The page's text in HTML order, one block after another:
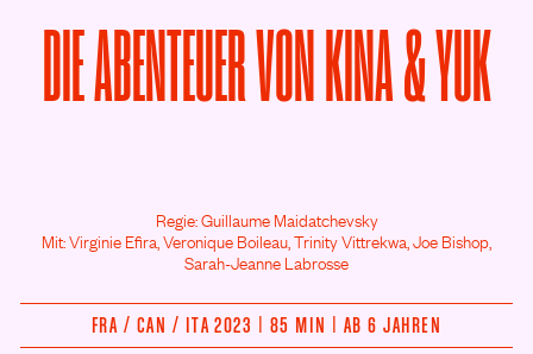
DIE ABENTEUER VON KINA & YUK
Regie: Guillaume Maidatchevsky
Mit: Virginie Efira, Veronique Boileau, Trinity Vittrekwa, Joe Bishop,
Sarah-Jeanne Labrosse
FRA / CAN / ITA 2023 | 85 MIN | AB 6 JAHREN